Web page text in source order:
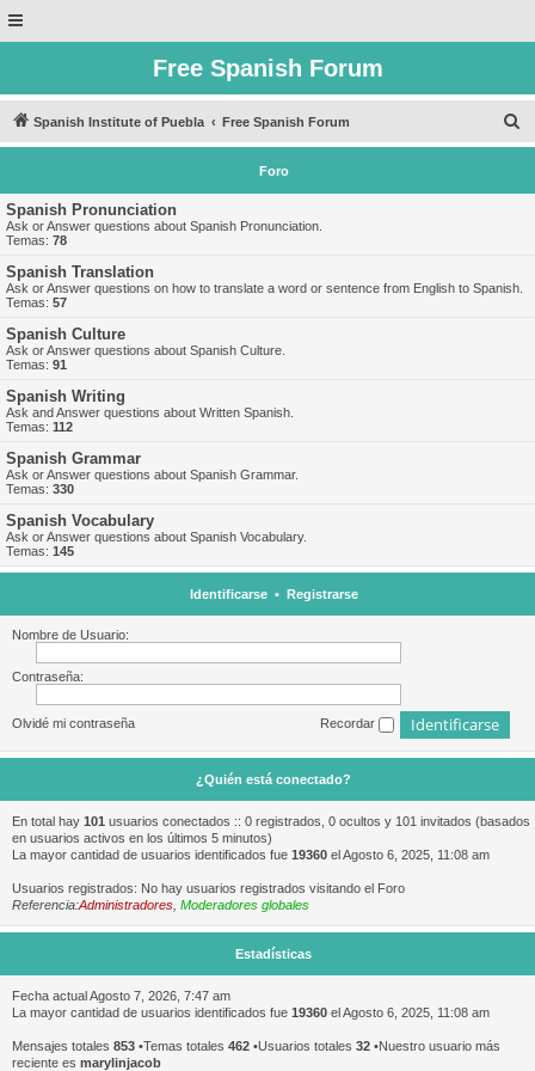
Free Spanish Forum
Spanish Institute of Puebla Free Spanish Forum
u
Foro
Spanish Pronunciation
Ask or Answer questions about Spanish Pronunciation.
Temas: 78
Spanish Translation
Ask or Answer questions on how to translate a word or sentence from English to Spanish.
Temas: 57
Spanish Culture
Ask or Answer questions about Spanish Culture.
Temas: 91
Spanish Writing
Ask and Answer questions about Written Spanish.
Temas: 112
Spanish Grammar
Ask or Answer questions about Spanish Grammar.
Temas: 330
Spanish Vocabulary
Ask or Answer questions about Spanish Vocabulary.
Temas: 145
Identificarse• Registrarse
Nombre de Usuario:
Contraseña:
Olvidé mi contraseña Recordar
¿Quién está conectado?
En total hay 101 usuarios conectados :: 0 registrados, 0 ocultos y 101 invitados (basados
en usuarios activos en los últimos 5 minutos)
La mayor cantidad de usuarios identificados fue 19360 el Agosto 6, 2025, 11:08 am
Usuarios registrados: No hay usuarios registrados visitando el Foro
Referencia:Administradores Moderadores globales
Estadísticas
Fecha actual Agosto 7, 2026, 7:47 am
La mayor cantidad de usuarios identificados fue 19360 el Agosto 6, 2025, 11:08 am
Mensajes totales 853 •Temas totales 462 •Usuarios totales 32 •Nuestro usuario más
reciente es marylinjacob